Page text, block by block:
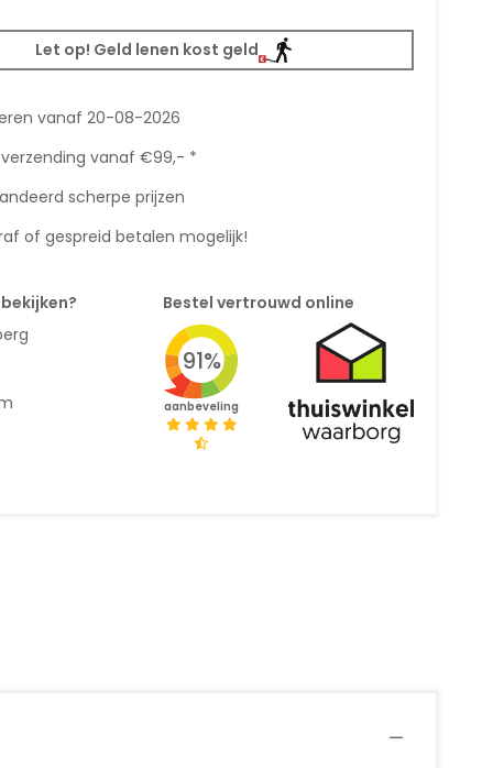
Let op! Geld lenen kost geld
vanaf 20-08-2026
vanaf €99,- *
scherpe prijzen
of gespreid betalen mogelijk!
Bestel vertrouwd online
91%
aanbeveling